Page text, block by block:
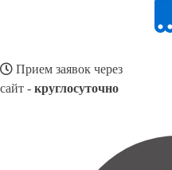
Прием заявок через
сайт - круглосуточно